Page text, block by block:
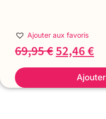
Ajouter aux favoris
69,95€52,46€